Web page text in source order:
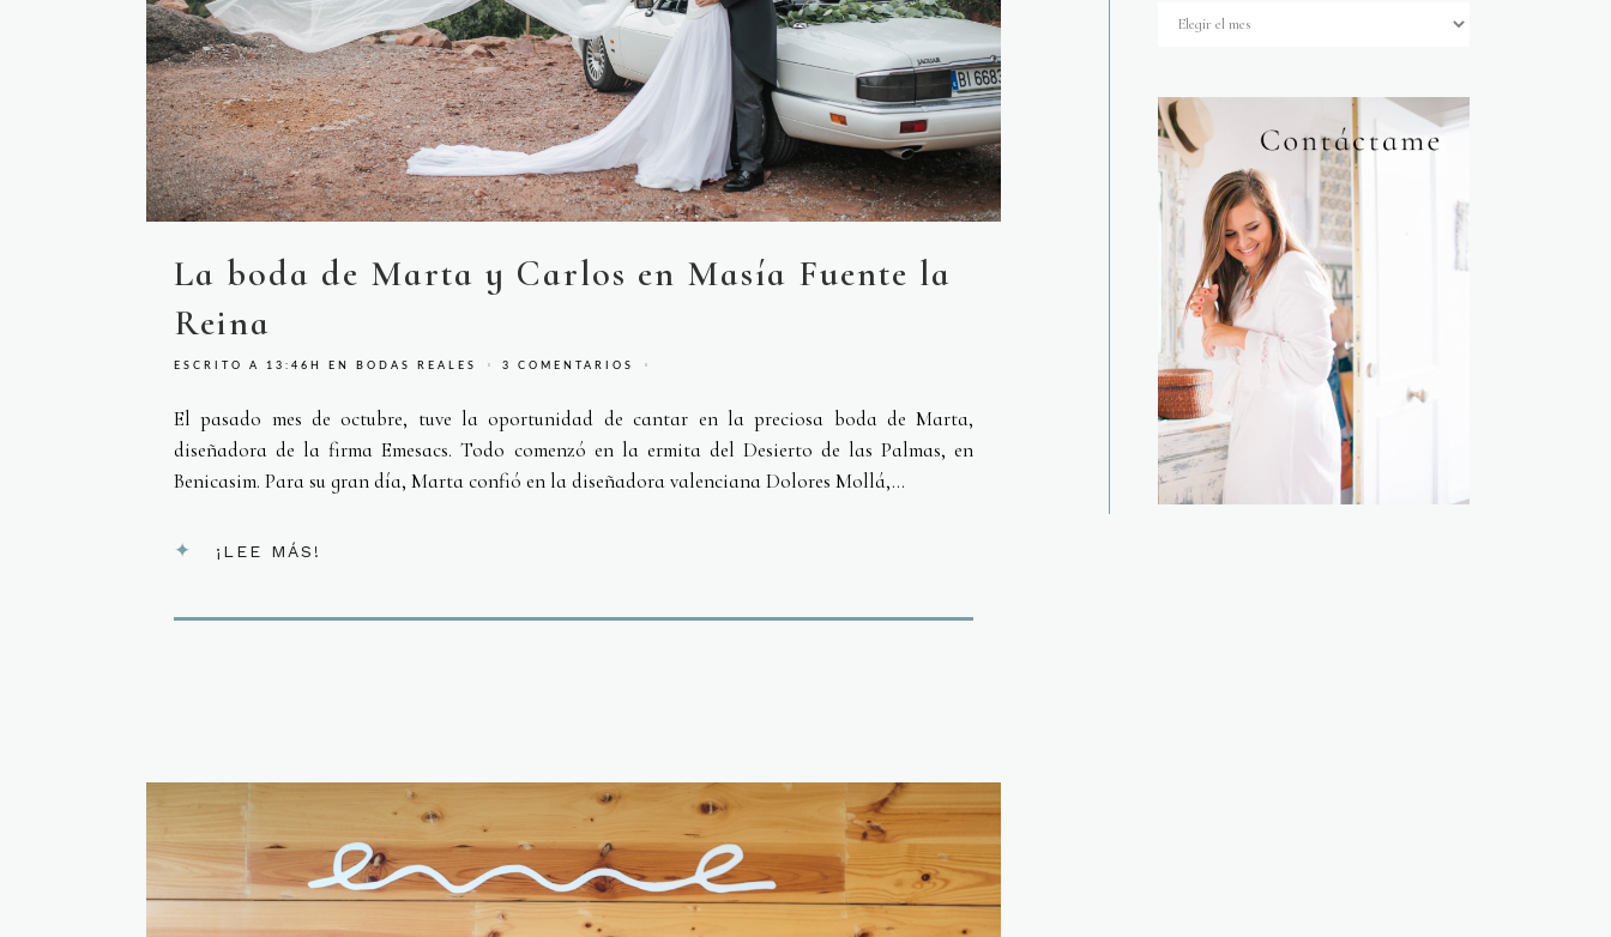
La boda de Marta y Carlos en Masía Fuente la
Reina
ESCRITO A 13:46H EN BODAS REALES 3 COMENTARIOS
El pasado mes de octubre, tuve la oportunidad de cantar en la preciosa boda de Marta,
diseñadora de la firma Emesacs. Todo comenzó en la ermita del Desierto de las Palmas, en
Benicasim. Para su gran día, Marta confió en la diseñadora valenciana Dolores Mollá,...
¡LEE MÁS!